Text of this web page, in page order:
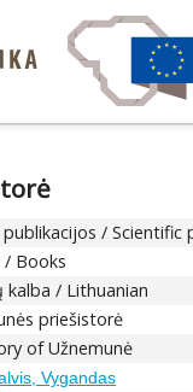
/ Scientific
/ Books
kalba / Lithuanian
priešistorė
of Užnemunė
Vygandas